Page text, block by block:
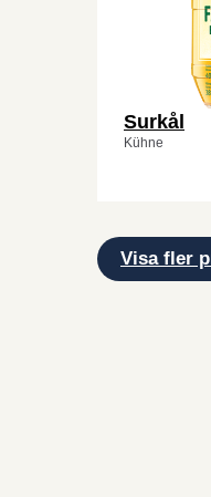
Surkål
Kühne
Visa fler